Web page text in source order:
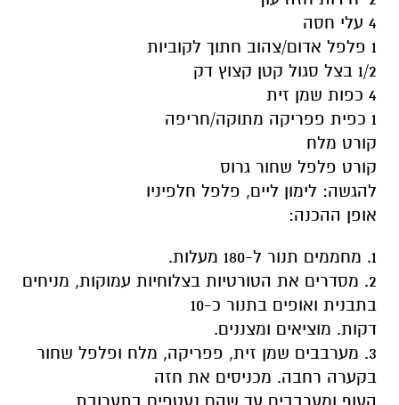
4 עלי חסה
1 פלפל אדום/צהוב חתוך לקוביות
1/2 בצל סגול קטן קצוץ דק
4 כפות שמן זית
1 כפית פפריקה מתוקה/חריפה
קורט מלח
קורט פלפל שחור גרוס
להגשה: לימון ליים, פלפל חלפיניו
אופן ההכנה:
1. מחממים תנור ל-180 מעלות.
2. מסדרים את הטורטיות בצלוחיות עמוקות, מניחים
בתבנית ואופים בתנור כ-10
דקות. מוציאים ומצננים.
3. מערבבים שמן זית, פפריקה, מלח ופלפל שחור
בקערה רחבה. מכניסים את חזה
העוף ומערבבים עד שהם נעטפים בתערובת.